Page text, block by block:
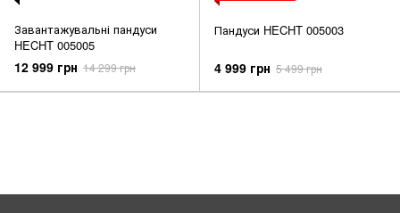
Завантажувальні пандуси
HECHT 005005
12 999 грн 14 299 грн
Пандуси HECHT 005003
4 999 грн 5 499 грн